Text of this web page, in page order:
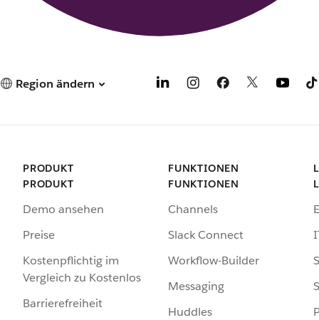
Region ändern
PRODUKT
PRODUKT
Demo ansehen
Preise
Kostenpflichtig im
Vergleich zu Kostenlos
Barrierefreiheit
FUNKTIONEN
FUNKTIONEN
Channels
Slack Connect
Workflow-Builder
Messaging
Huddles